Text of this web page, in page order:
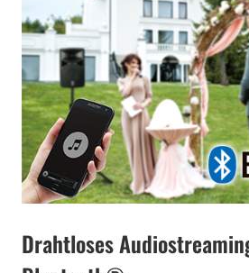
Drahtloses